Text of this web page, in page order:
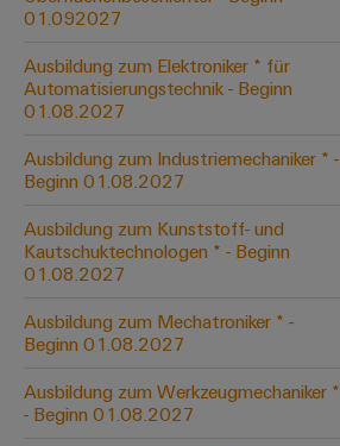
Abwasseraufbereitung
Lösungen
für
die
Wasser-
Abwasserindustrie
Wasserstoff
Wasserstoff
als
Schlüsseltechnologie
die
Energiewende
Windenergie
Effizienter
Werkzeuge
Automaten
Software
Markierer
Industrieleuchte
Cabinet
Infrastructure
Assemblierungsservice
01.092027
Ausbildung zum Elektroniker * für
Automatisierungstechnik - Beginn
01.08.2027
Ausbildung zum Industriemechaniker * -
Beginn 01.08.2027
Ausbildung zum Kunststoff- und
Kautschuktechnologen * - Beginn
01.08.2027
Ausbildung zum Mechatroniker * -
Beginn 01.08.2027
Ausbildung zum Werkzeugmechaniker *
- Beginn 01.08.2027